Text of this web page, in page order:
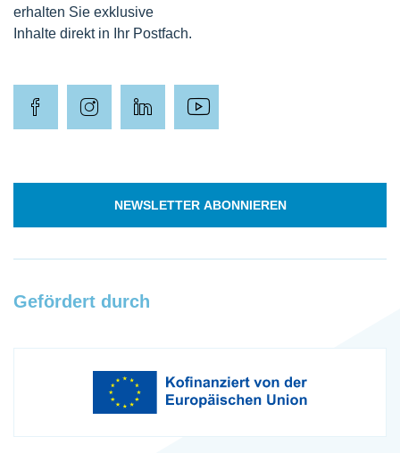
erhalten Sie exklusive
Inhalte direkt in Ihr Postfach.
NEWSLETTER ABONNIEREN
Gefördert durch